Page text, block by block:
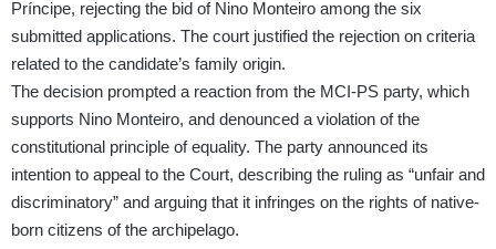
Príncipe, rejecting the bid of Nino Monteiro among the six
submitted applications. The court justified the rejection on criteria
related to the candidate’s family origin.
The decision prompted a reaction from the MCI-PS party, which
supports Nino Monteiro, and denounced a violation of the
constitutional principle of equality. The party announced its
intention to appeal to the Court, describing the ruling as “unfair and
discriminatory” and arguing that it infringes on the rights of native-
born citizens of the archipelago.